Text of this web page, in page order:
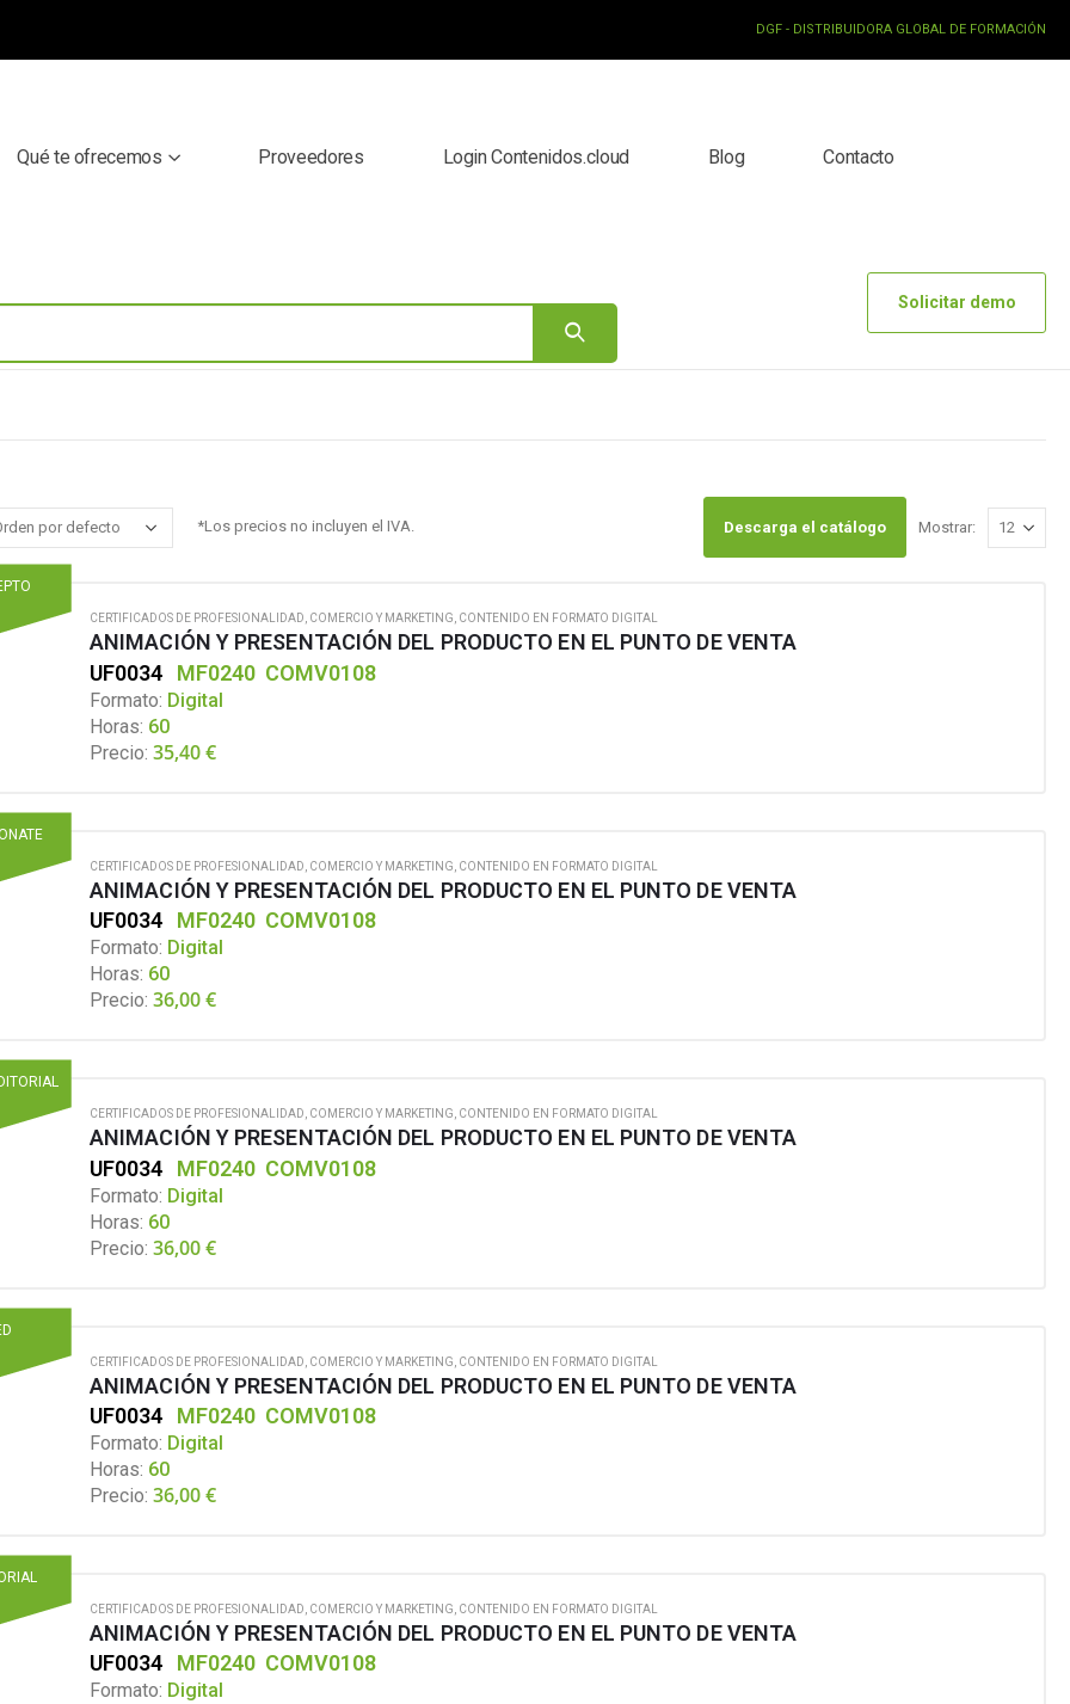
DGF - DISTRIBUIDORA GLOBAL DE FORMACIÓN
Qué te ofrecemos Proveedores Login Contenidos.cloud Blog Contacto
Solicitar demo
*Los precios no incluyen el IVA. Descarga el catálogo Mostrar:
CERTIFICADOS DE PROFESIONALIDAD, COMERCIO Y MARKETING, CONTENIDO EN FORMATO DIGITAL
ANIMACIÓN Y PRESENTACIÓN DEL PRODUCTO EN EL PUNTO DE VENTA
UF0034
MF0240 COMV0108
Formato: Digital
Horas: 60
Precio: 35,40€
CERTIFICADOS DE PROFESIONALIDAD COMERCIO Y MARKETING CONTENIDO EN FORMATO DIGITAL
ANIMACIÓN Y PRESENTACIÓN DEL PRODUCTO EN EL PUNTO DE VENTA
UF0034
MF0240 COMV0108
Formato: Digital
Horas: 60
Precio: 36,00€
CERTIFICADOS DE PROFESIONALIDAD COMERCIO Y MARKETING CONTENIDO EN FORMATO DIGITAL
ANIMACIÓN Y PRESENTACIÓN DEL PRODUCTO EN EL PUNTO DE VENTA
UF0034
MF0240 COMV0108
Formato: Digital
Horas: 60
Precio: 36,00€
CERTIFICADOS DE PROFESIONALIDAD COMERCIO Y MARKETING CONTENIDO EN FORMATO DIGITAL
ANIMACIÓN Y PRESENTACIÓN DEL PRODUCTO EN EL PUNTO DE VENTA
UF0034
MF0240 COMV0108
Formato: Digital
Horas: 60
Precio: 36,00€
CERTIFICADOS DE PROFESIONALIDAD COMERCIO Y MARKETING CONTENIDO EN FORMATO DIGITAL
ANIMACIÓN Y PRESENTACIÓN DEL PRODUCTO EN EL PUNTO DE VENTA
UF0034
MF0240 COMV0108
Formato: Digital